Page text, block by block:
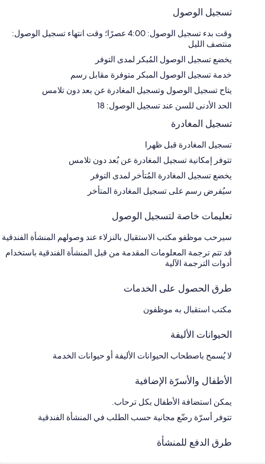
تسجيل الوصول
وقت بدء تسجيل الوصول: 4:00 عصرًا؛ وقت انتهاء تسجيل الوصول:
منتصف الليل
يخضع تسجيل الوصول المُبكر لمدى التوفر
خدمة تسجيل الوصول المبكر متوفرة مقابل رسم
يتاح تسجيل الوصول وتسجيل المغادرة عن بعد دون تلامس
الحد الأدنى للسن عند تسجيل الوصول: 18
تسجيل المغادرة
تسجيل المغادرة قبل ظهرا
تتوفر إمكانية تسجيل المغادرة عن بُعد دون تلامس
يخضع تسجيل المغادرة المُتأخر لمدى التوفر
سيُفرض رسم على تسجيل المغادرة المتأخر
تعليمات خاصة لتسجيل الوصول
سيرحب موظفو مكتب الاستقبال بالنزلاء عند وصولهم المنشأة الفندقية
قد تتم ترجمة المعلومات المقدمة من قبل المنشأة الفندقية باستخدام
أدوات الترجمة الآلية
طرق الحصول على الخدمات
مكتب استقبال به موظفون
الحيوانات الأليفة
لا يُسمح باصطحاب الحيوانات الأليفة أو حيوانات الخدمة
الأطفال والأسرّة الإضافية
يمكن استضافة الأطفال بكل ترحاب.
تتوفر أسرّة رضّع مجانية حسب الطلب في المنشأة الفندقية
طرق الدفع للمنشأة